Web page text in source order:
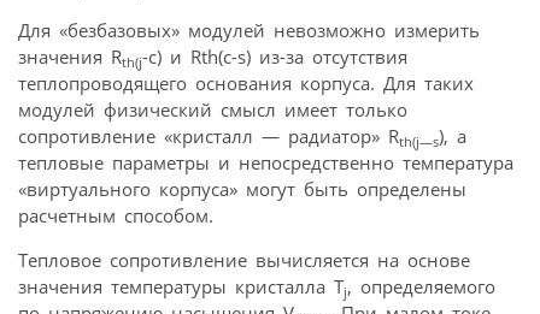
Для «безбазовых» модулей невозможно измерить
значения Rth(j-c) и Rth(c-s) из-за отсутствия
теплопроводящего основания корпуса. Для таких
модулей физический смысл имеет только
сопротивление «кристалл — радиатор» Rth(j—s), а
тепловые параметры и непосредственно температура
«виртуального корпуса» могут быть определены
расчетным способом.
Тепловое сопротивление вычисляется на основе
значения температуры кристалла Tj, определяемого